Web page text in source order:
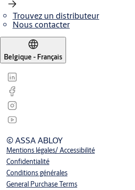
Trouvez un distributeur
Nous contacter
Belgique - Français
© ASSA ABLOY
Mentions légales/ Accessibilité
Confidentialité
Conditions générales
General Purchase Terms